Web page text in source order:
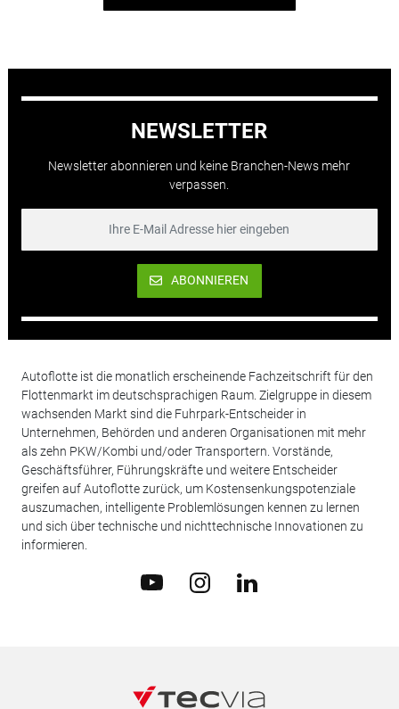
NEWSLETTER
Newsletter abonnieren und keine Branchen-News mehr
verpassen.
ABONNIEREN
Autoflotte ist die monatlich erscheinende Fachzeitschrift für den
Flottenmarkt im deutschsprachigen Raum. Zielgruppe in diesem
wachsenden Markt sind die Fuhrpark-Entscheider in
Unternehmen, Behörden und anderen Organisationen mit mehr
als zehn PKW/Kombi und/oder Transportern. Vorstände,
Geschäftsführer, Führungskräfte und weitere Entscheider
greifen auf Autoflotte zurück, um Kostensenkungspotenziale
auszumachen, intelligente Problemlösungen kennen zu lernen
und sich über technische und nichttechnische Innovationen zu
informieren.